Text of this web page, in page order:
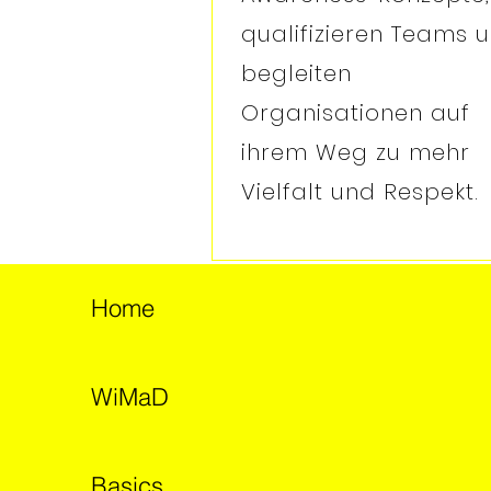
qualifizieren Teams
begleiten
Organisationen auf
ihrem Weg zu mehr
Vielfalt und Respekt.
Home
WiMaD